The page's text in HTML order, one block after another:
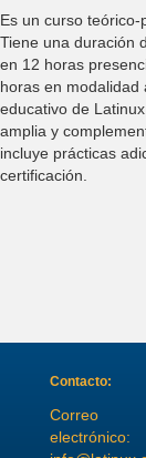
Es un curso
Tiene una duración
en 12 horas
horas en modalidad
educativo de
amplia y
incluye prácticas
certificación.
Contacto:
Correo
electrónico: